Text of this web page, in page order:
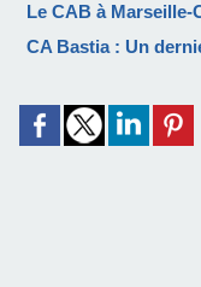
Le CAB à Marseille-
CA Bastia : Un